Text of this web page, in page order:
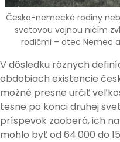
Česko-nemecké rodiny
svetovou vojnou ničím
rodičmi – otec Nemec
V dôsledku rôznych
obdobiach existencie
možné presne určiť
tesne po konci druhej
príspevok zaoberá, ich
mohlo byť od 64.000 do